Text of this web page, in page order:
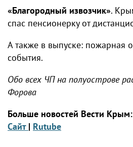
«Благородный извозчик».
спас пенсионерку от
А также в выпуске: пожарная
события.
Обо всех ЧП на полуострове
Форова
Больше новостей Вести Крым:
Сайт | Rutube